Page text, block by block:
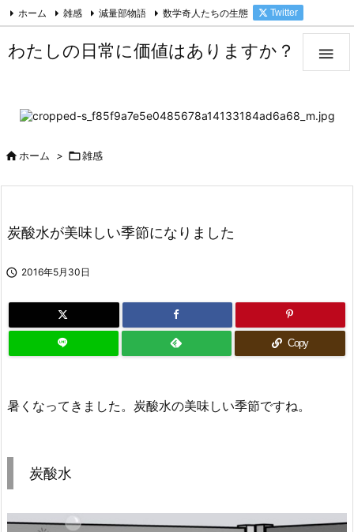

ホーム 雑感 減量部物語 数学奇人たちの生態 Twitter
わたしの日常に価値はありますか？
ホーム > 雑感
炭酸水が美味しい季節になりました
 2016年5月30日
Copy
暑くなってきました。炭酸水の美味しい季節ですね。
炭酸水